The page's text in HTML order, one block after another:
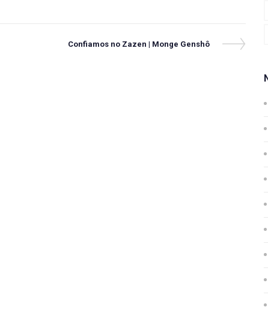
Next
Confiamos no Zazen | Monge Genshô